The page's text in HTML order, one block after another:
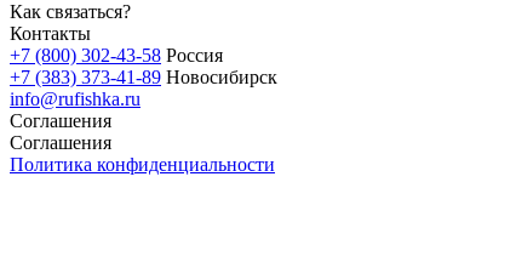
Как связаться?
Контакты
+7 (800) 302-43-58 Россия
+7 (383) 373-41-89 Новосибирск
info@rufishka.ru
Соглашения
Соглашения
Политика конфиденциальности